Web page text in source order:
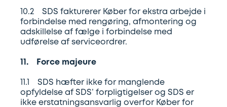
10.2 SDS fakturerer Køber for ekstra arbejde i
forbindelse med rengøring, afmontering og
adskillelse af fælge i forbindelse med
udførelse af serviceordrer.
11. Force majeure
11.1 SDS hæfter ikke for manglende
opfyldelse af SDS’ forpligtigelser og SDS er
ikke erstatningsansvarlig overfor Køber for